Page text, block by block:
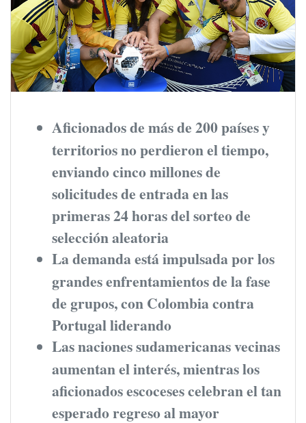
Aficionados de más de 200 países y
territorios no perdieron el tiempo,
enviando cinco millones de
solicitudes de entrada en las
primeras 24 horas del sorteo de
selección aleatoria
La demanda está impulsada por los
grandes enfrentamientos de la fase
de grupos, con Colombia contra
Portugal liderando
Las naciones sudamericanas vecinas
aumentan el interés, mientras los
aficionados escoceses celebran el tan
esperado regreso al mayor